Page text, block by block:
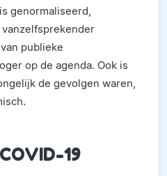
genormaliseerd,
publieke
op de agenda. Ook is
de gevolgen waren,
19